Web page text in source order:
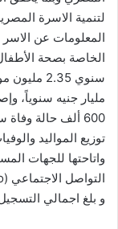
لتنمية الاسرة
المعلومات عن
الخاصة بصحة
مليار جنيه سنوياً،
600 ألف حالة
توزيع المواليد
واتاحتها للجهات
و بلغ اجمالي التسجيل حوالى